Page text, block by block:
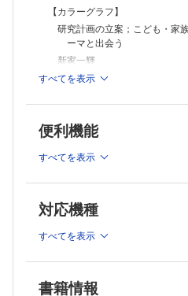
田中雅美
遠藤晋作
⑥Grounded Theory Approach（
現象の把握
西名諒平
①疫学の基本的な考え方と基礎統
永吉美智枝
副島尭史
投稿
A県におけるこどもの訪問看護の実
草野淳子，他
心が歌えば，世界が揺れる（47）
佐藤聡美
【カラーグラフ】
研究計画の立案；こども・家
ーマと出会う
新家一輝
【特集にあたって】
①さあ，研究をはじめよう！ 研
②こどもと家族を対象とした看
三輪富士代，他
③学術雑誌における論文投稿・
査読のマナー
平林優子
ン；横断的研究デザイン，縦
すべてを表示
便利機能
すべてを表示
対応機種
すべてを表示
書籍情報